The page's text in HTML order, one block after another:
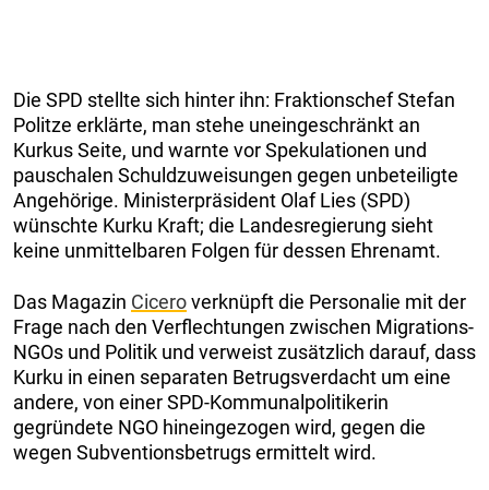
Die SPD stellte sich hinter ihn: Fraktionschef Stefan
Politze erklärte, man stehe uneingeschränkt an
Kurkus Seite, und warnte vor Spekulationen und
pauschalen Schuldzuweisungen gegen unbeteiligte
Angehörige. Ministerpräsident Olaf Lies (SPD)
wünschte Kurku Kraft; die Landesregierung sieht
keine unmittelbaren Folgen für dessen Ehrenamt.
Das Magazin Ciceroverknüpft die Personalie mit der
Frage nach den Verflechtungen zwischen Migrations-
NGOs und Politik und verweist zusätzlich darauf, dass
Kurku in einen separaten Betrugsverdacht um eine
andere, von einer SPD-Kommunalpolitikerin
gegründete NGO hineingezogen wird, gegen die
wegen Subventionsbetrugs ermittelt wird.